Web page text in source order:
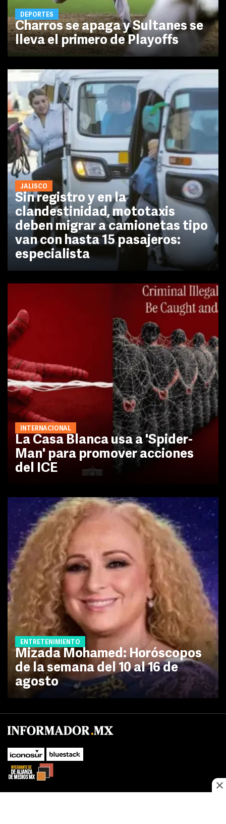
DEPORTES
Charros se apaga y Sultanes se
lleva el primero de Playoffs
JALISCO
Sin registro y en la
clandestinidad, mototaxis
deben migrar a camionetas tipo
van con hasta 15 pasajeros:
especialista
INTERNACIONAL
La Casa Blanca usa a 'Spider-
Man' para promover acciones
del ICE
ENTRETENIMIENTO
Mizada Mohamed: Horóscopos
de la semana del 10 al 16 de
agosto